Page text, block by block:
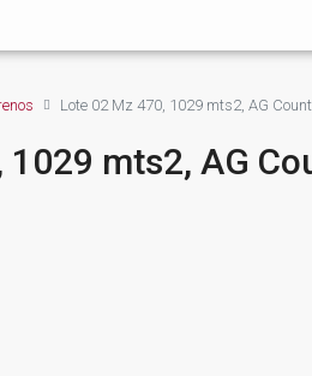
Lote 02 Mz 470, 1029 mts2, AG
1029 mts2, AG